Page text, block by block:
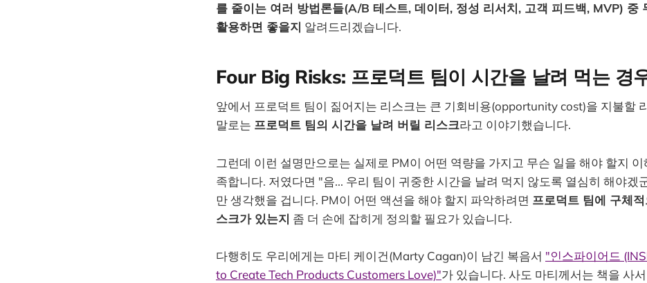
를 줄이는 여러 방법론들(A/B 테스트, 데이터, 정성 리서치, 고객 피드백, MVP) 중
활용하면 좋을지 알려드리겠습니다.
Four Big Risks: 프로덕트 팀이 시간을 날려 먹는 경
앞에서 프로덕트 팀이 짊어지는 리스크는 큰 기회비용(opportunity cost)을 지불할
말로는 프로덕트 팀의 시간을 날려 버릴 리스크라고 이야기했습니다.
그런데 이런 설명만으로는 실제로 PM이 어떤 역량을 가지고 무슨 일을 해야 할지
족합니다. 저였다면 "음... 우리 팀이 귀중한 시간을 날려 먹지 않도록 열심히 해야겠
만 생각했을 겁니다. PM이 어떤 액션을 해야 할지 파악하려면 프로덕트 팀에 구체
스크가 있는지 좀 더 손에 잡히게 정의할 필요가 있습니다.
다행히도 우리에게는 마티 케이건(Marty Cagan)이 남긴 복음서 "인스파이어드
to Create Tech Products Customers Love)"가 있습니다. 사도 마티께서는 책을 사